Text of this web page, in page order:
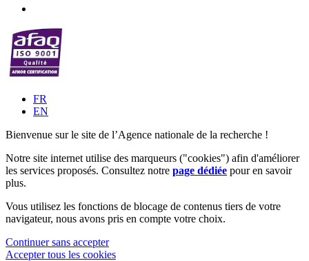
FR
EN
Bienvenue sur le site de l’Agence nationale de la recherche !
Notre site internet utilise des marqueurs ("cookies") afin d'améliorer
les services proposés. Consultez notre page dédiée pour en savoir
plus.
Vous utilisez les fonctions de blocage de contenus tiers de votre
navigateur, nous avons pris en compte votre choix.
Continuer sans accepter
Accepter tous les cookies